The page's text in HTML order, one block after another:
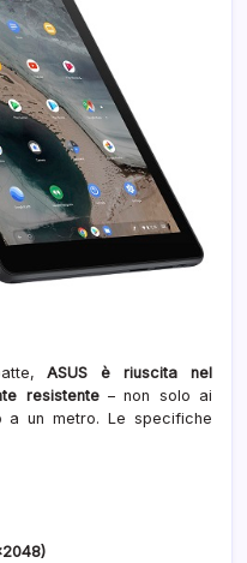
ASUS è riuscita nel
resistente– non solo ai
a un metro. Le specifiche